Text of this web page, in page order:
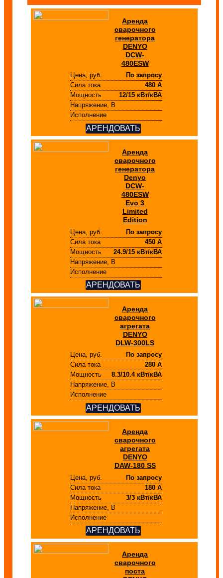
Аренда
сварочного
генератора
DENYO
DCW-
480ESW
Цена, руб.
По запросу
Сила тока
480 А
Мощность
12/15 кВт/кВА
Напряжение, В
Исполнение
АРЕНДОВАТЬ
Аренда
сварочного
генератора
Denyo
DCW-
480ESW
Evo 3
Limited
Edition
Цена, руб.
По запросу
Сила тока
450 А
Мощность
24.9/15 кВт/кВА
Напряжение, В
Исполнение
АРЕНДОВАТЬ
Аренда
сварочного
агрегата
DENYO
DLW-300LS
Цена, руб.
По запросу
Сила тока
280 А
Мощность
8.3/10.4 кВт/кВА
Напряжение, В
Исполнение
АРЕНДОВАТЬ
Аренда
сварочного
агрегата
DENYO
DAW-180 SS
Цена, руб.
По запросу
Сила тока
180 А
Мощность
3/3 кВт/кВА
Напряжение, В
Исполнение
АРЕНДОВАТЬ
Аренда
сварочного
поста